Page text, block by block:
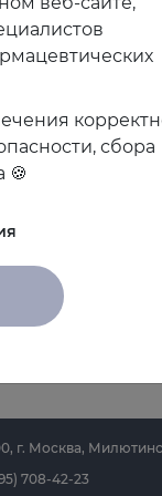
экспертизы
ГБУЗ СК
г. Москва,
708-42-23
сбора
🍪